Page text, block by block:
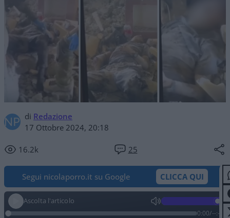
di Redazione
17 Ottobre 2024, 20:18
16.2k 25
Segui nicolaporro.it su Google CLICCA QUI
Ascolta l'articolo
0:00/--:--